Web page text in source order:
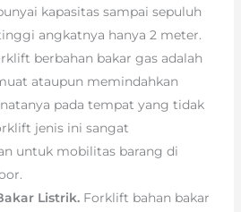
kapasitas sampai sepuluh
angkatnya hanya 2 meter.
berbahan bakar gas adalah
ataupun memindahkan
pada tempat yang tidak
jenis ini sangat
untuk mobilitas barang di
Listrik. Forklift bahan bakar